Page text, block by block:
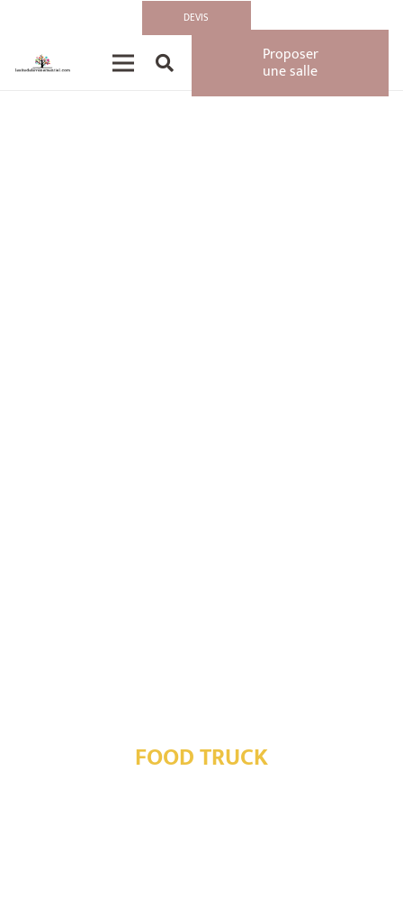
DEVIS
Proposer
une salle
Animation, Food Truck
FOOD TRUCK